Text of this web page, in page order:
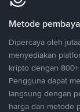
Metode
Dipercaya oleh
menyediakan
kripto dengan
Pengguna dapat
langsung dengan
harga dan metode